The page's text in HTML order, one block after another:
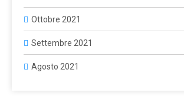
Ottobre 2021
Settembre 2021
Agosto 2021